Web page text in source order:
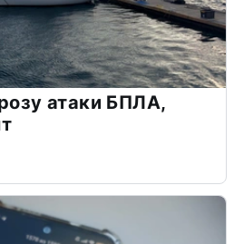
атаки БПЛА,